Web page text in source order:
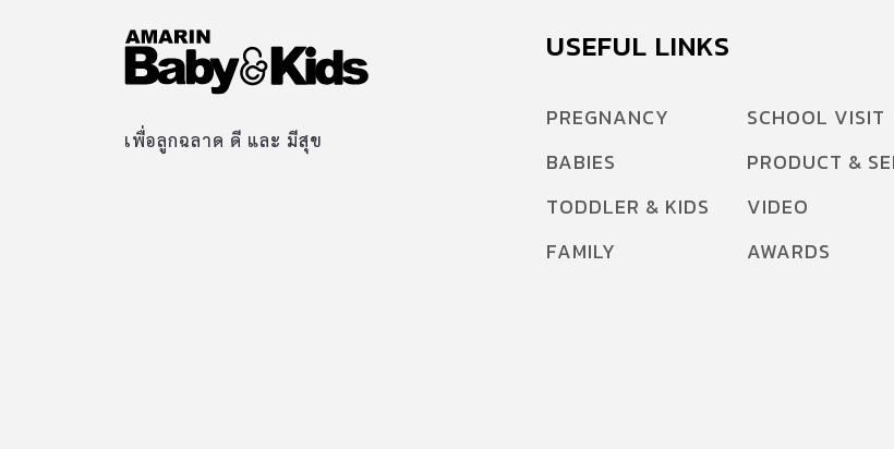
เพื่อลูกฉลาด ดี และ มีสุข
USEFUL LINKS
PREGNANCY
BABIES
TODDLER & KIDS
FAMILY
SCHOOL VISIT
PRODUCT &
VIDEO
AWARDS